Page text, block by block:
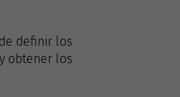
definir los
obtener los